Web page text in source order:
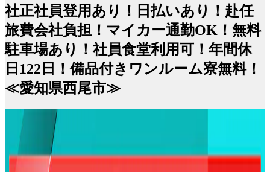
社正社員登用あり！日払いあり！赴任
旅費会社負担！マイカー通勤OK！無料
駐車場あり！社員食堂利用可！年間休
日122日！備品付きワンルーム寮無料！
≪愛知県西尾市≫